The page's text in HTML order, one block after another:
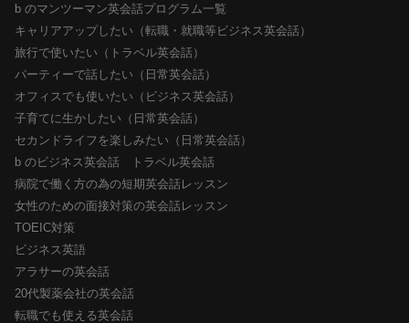
b のマンツーマン英会話プログラム一覧
キャリアアップしたい（転職・就職等ビジネス英会話）
旅行で使いたい（トラベル英会話）
パーティーで話したい（日常英会話）
オフィスでも使いたい（ビジネス英会話）
子育てに生かしたい（日常英会話）
セカンドライフを楽しみたい（日常英会話）
b のビジネス英会話 トラベル英会話
病院で働く方の為の短期英会話レッスン
女性のための面接対策の英会話レッスン
TOEIC対策
ビジネス英語
アラサーの英会話
20代製薬会社の英会話
転職でも使える英会話